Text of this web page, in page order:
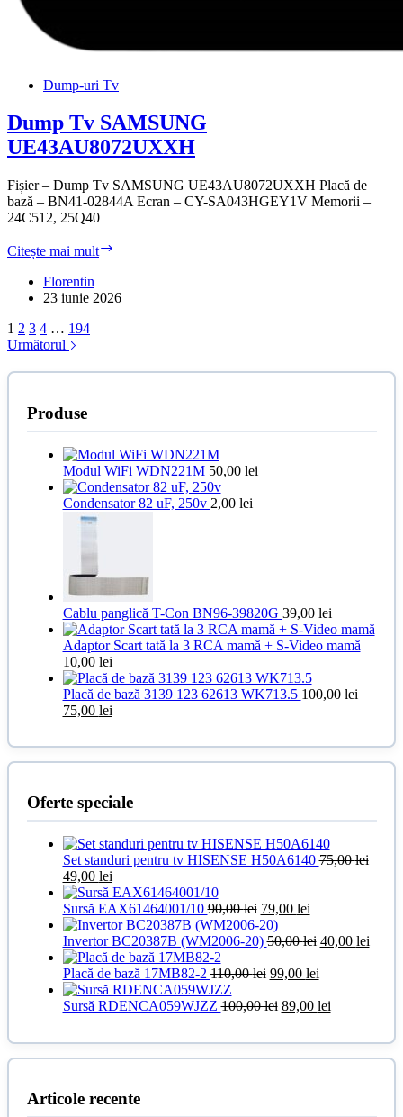
Dump-uri Tv
Dump Tv SAMSUNG
UE43AU8072UXXH
Fișier – Dump Tv SAMSUNG UE43AU8072UXXH Placă de
bază – BN41-02844A Ecran – CY-SA043HGEY1V Memorii –
24C512, 25Q40
Citește mai mult
UE43AU8072UXXH
Florentin
23 iunie 2026
1 2 3 4 … 194
Următorul
Produse
Modul WiFi WDN221M 50,00 lei
Condensator 82 uF, 250v 2,00 lei
Cablu panglică T-Con BN96-39820G 39,00 lei
Adaptor Scart tată la 3 RCA mamă + S-Video mamă
10,00 lei
Placă de bază 3139 123 62613 WK713.5100,00lei
Prețul
fost:
75,00 leiPrețul
75,00 lei.
Oferte speciale
Set standuri pentru tv HISENSE H50A614075,00lei
Prețul
inițial
a
fost:
75,00 lei.
49,00 leiPrețul
curent
este:
49,00 lei.
Sursă EAX61464001/1090,00lei Prețul
inițial
a
90,00 lei.
79,00 leiPrețul
este:
Invertor BC20387B (WM2006-20)50,00lei Prețul
50,00 lei.
40,00 leiPrețul
Placă de bază 17MB82-2110,00lei Prețul
a
99,00 leiPrețul
este:
Sursă RDENCA059WJZZ100,00lei Prețul
89,00 leiPrețul
Articole recente